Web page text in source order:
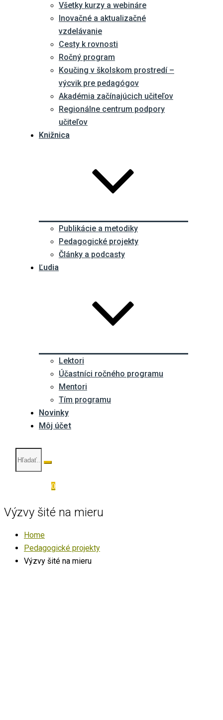
Všetky kurzy a webináre
Inovačné a aktualizačné
vzdelávanie
Cesty k rovnosti
Ročný program
Koučing v školskom prostredí –
výcvik pre pedagógov
Akadémia začínajúcich učiteľov
Regionálne centrum podpory
učiteľov
Knižnica
Publikácie a metodiky
Pedagogické projekty
Články a podcasty
Ľudia
Lektori
Účastníci ročného programu
Mentori
Tím programu
Novinky
Môj účet
0
Výzvy šité na mieru
Home
Pedagogické projekty
Výzvy šité na mieru